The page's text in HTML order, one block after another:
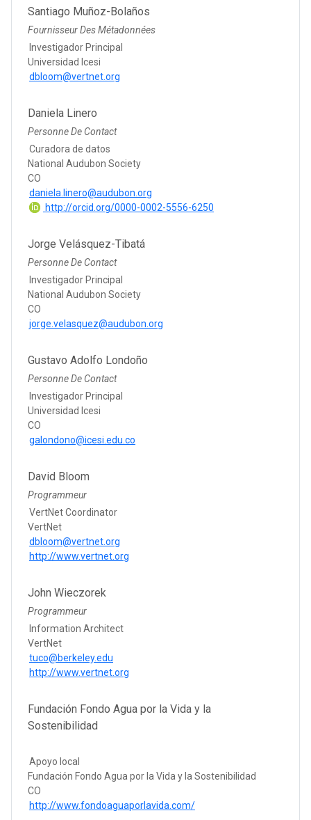
Santiago Muñoz-Bolaños
Fournisseur Des Métadonnées
Investigador Principal
Universidad Icesi
dbloom@vertnet.org
Daniela Linero
Personne De Contact
Curadora de datos
National Audubon Society
CO
daniela.linero@audubon.org
http://orcid.org/0000-0002-5556-6250
Jorge Velásquez-Tibatá
Personne De Contact
Investigador Principal
National Audubon Society
CO
jorge.velasquez@audubon.org
Gustavo Adolfo Londoño
Personne De Contact
Investigador Principal
Universidad Icesi
CO
galondono@icesi.edu.co
David Bloom
Programmeur
VertNet Coordinator
VertNet
dbloom@vertnet.org
http://www.vertnet.org
John Wieczorek
Programmeur
Information Architect
VertNet
tuco@berkeley.edu
http://www.vertnet.org
Fundación Fondo Agua por la Vida y la
Sostenibilidad
Apoyo local
Fundación Fondo Agua por la Vida y la Sostenibilidad
CO
http://www.fondoaguaporlavida.com/